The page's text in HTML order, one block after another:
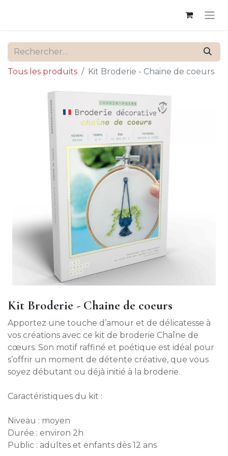
Tous les produits Kit Broderie - Chaine de coeurs
Kit Broderie - Chaine de coeurs
Apportez une touche d’amour et de délicatesse à
vos créations avec ce kit de broderie Chaîne de
cœurs. Son motif raffiné et poétique est idéal pour
s’offrir un moment de détente créative, que vous
soyez débutant ou déjà initié à la broderie.
Caractéristiques du kit :
Niveau : moyen
Durée : environ 2h
Public : adultes et enfants dès 12 ans